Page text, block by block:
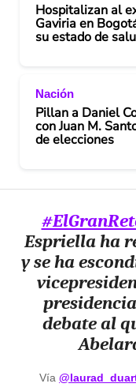
Hospitalizan al
Gaviria en
su estado de
Nación
Pillan a Daniel
con Juan M.
de elecciones
Espriella ha
y se ha
debate al
Vía